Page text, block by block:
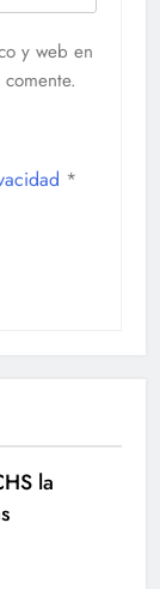
y web en
*
la